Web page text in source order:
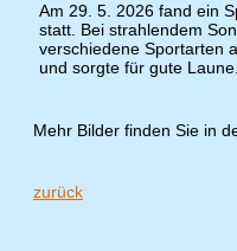
Am 29. 5. 2026 fand ein
statt. Bei strahlendem
verschiedene Sportarten
und sorgte für gute
Mehr Bilder finden Sie in
zurück